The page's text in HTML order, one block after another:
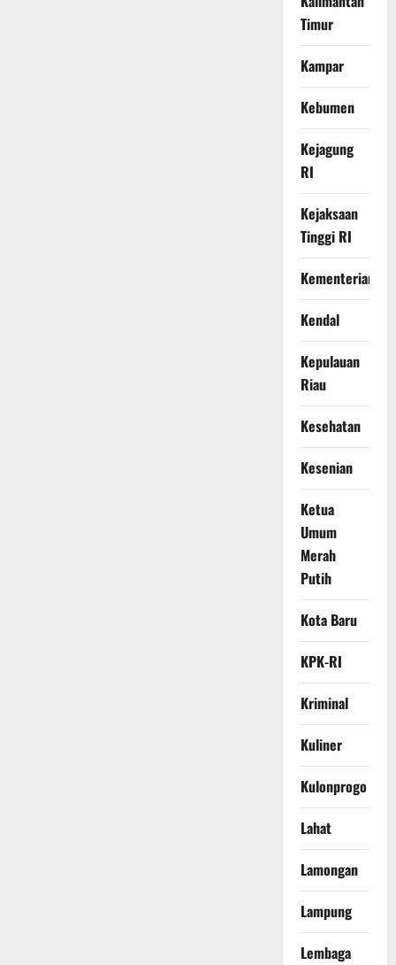
Timur
Kampar
Kebumen
Kejagung
RI
Kejaksaan
Tinggi RI
Kementerian
Kendal
Kepulauan
Riau
Kesehatan
Kesenian
Ketua
Umum
Merah
Putih
Kota Baru
KPK-RI
Kriminal
Kuliner
Kulonprogo
Lahat
Lamongan
Lampung
Lembaga